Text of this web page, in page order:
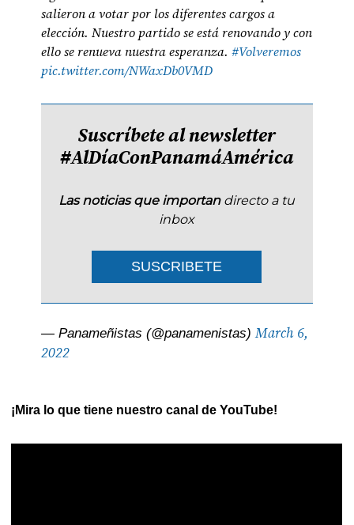
salieron a votar por los diferentes cargos a
elección. Nuestro partido se está renovando y con
ello se renueva nuestra esperanza.#Volveremos
pic.twitter.com/NWaxDb0VMD
Suscríbete al newsletter
#AlDíaConPanamáAmérica
Las noticias que importan directo a tu
inbox
SUSCRIBETE
— Panameñistas (@panamenistas)March 6,
2022
¡Mira lo que tiene nuestro canal de YouTube!